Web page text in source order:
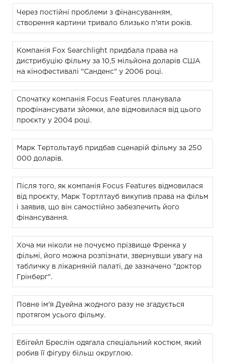
Через постійні проблеми з фінансуванням,
створення картини тривало близько п'яти років.
Компанія Fox Searchlight придбала права на
дистрибуцію фільму за 10,5 мільйона доларів США
на кінофестивалі "Санденс" у 2006 році.
Спочатку компанія Focus Features планувала
профінансувати зйомки, але відмовилася від цього
проєкту у 2004 році.
Марк Тертольтауб придбав сценарій фільму за 250
000 доларів.
Після того, як компанія Focus Features відмовилася
від проєкту, Марк Тортлтауб викупив права на фільм
і заявив, що він самостійно забезпечить його
фінансування.
Хоча ми ніколи не почуємо прізвище Френка у
фільмі, його можна розпізнати, звернувши увагу на
табличку в лікарняній палаті, де зазначено "доктор
Грінберг".
Повне ім'я Дуейна жодного разу не згадується
протягом усього фільму.
Ебігейл Бреслін одягала спеціальний костюм, який
робив її фігуру більш округлою.